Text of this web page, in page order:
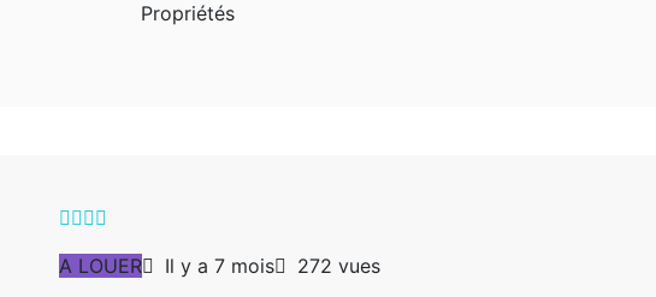
Propriétés
A LOUER Il y a 7 mois 272 vues